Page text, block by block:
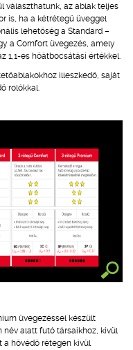
választhatunk, az ablak teljes
is, ha a kétrétegű üveggel
lehetőség a Standard –
a Comfort üvegezés, amely
1,1-es hőátbocsátási értékkel.
illeszkedő, saját
rolókkal.
üvegezéssel készült
név alatt futó társaikhoz, kívül
a hővédő rétegen kívül